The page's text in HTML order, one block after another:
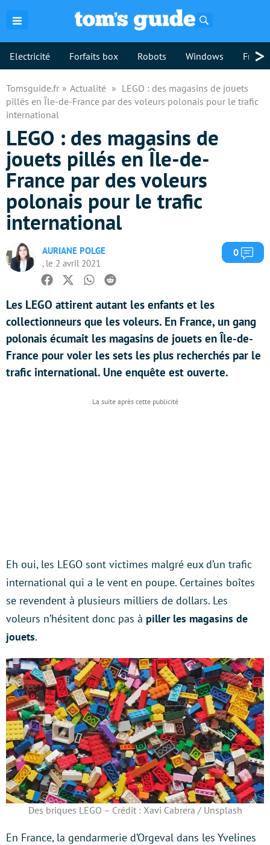
Electricité Forfaits box Robots Windows >
Tomsguide.fr Actualité
LEGO : des magasins de jouets
pillés en Île-de-France par des voleurs polonais pour le trafic
international
LEGO : des magasins de
jouets pillés en Île-de-
France par des voleurs
polonais pour le trafic
international
AURIANE POLGE
, le 2 avril 2021
0
Facebook
TwitterWhatsapp
Reddit
Les LEGO attirent autant les enfants et les
collectionneurs que les voleurs. En France, un gang
polonais écumait les magasins de jouets en Île-de-
France pour voler les sets les plus recherchés par le
trafic international. Une enquête est ouverte.
Eh oui, les LEGO sont victimes malgré eux d’un trafic
international qui a le vent en poupe. Certaines boîtes
se revendent à plusieurs milliers de dollars. Les
voleurs n’hésitent donc pas à piller les magasins de
jouets.
Des briques LEGO – Crédit : Xavi Cabrera / Unsplash
En France, la gendarmerie d’Orgeval dans les Yvelines